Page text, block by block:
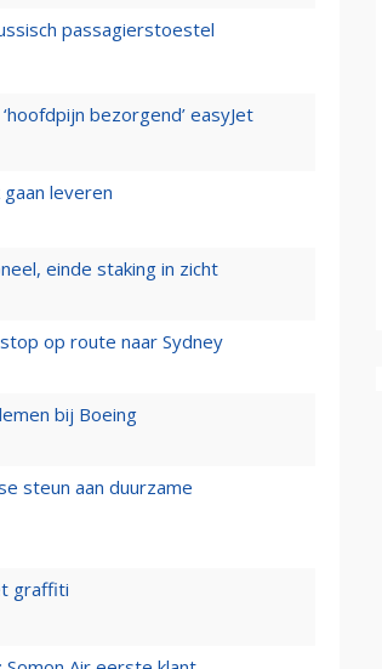
passagierstoestel
bezorgend’ easyJet
leveren
einde staking in zicht
op route naar Sydney
bij Boeing
steun aan duurzame
graffiti